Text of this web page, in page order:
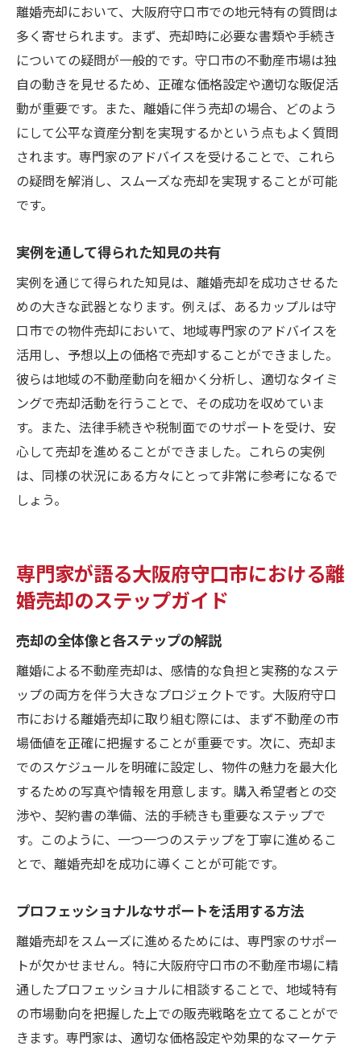
離婚売却において、大阪府守口市での地元特有の質問は
多く寄せられます。まず、売却時に必要な書類や手続き
についての疑問が一般的です。守口市の不動産市場は独
自の動きを見せるため、正確な価格設定や適切な販促活
動が重要です。また、離婚に伴う売却の場合、どのよう
にして公平な資産分割を実現するかという点もよく質問
されます。専門家のアドバイスを受けることで、これら
の疑問を解消し、スムーズな売却を実現することが可能
です。
実例を通して得られた知見の共有
実例を通じて得られた知見は、離婚売却を成功させるた
めの大きな武器となります。例えば、あるカップルは守
口市での物件売却において、地域専門家のアドバイスを
活用し、予想以上の価格で売却することができました。
彼らは地域の不動産動向を細かく分析し、適切なタイミ
ングで売却活動を行うことで、その成功を収めていま
す。また、法律手続きや税制面でのサポートを受け、安
心して売却を進めることができました。これらの実例
は、同様の状況にある方々にとって非常に参考になるで
しょう。
専門家が語る大阪府守口市における離
婚売却のステップガイド
売却の全体像と各ステップの解説
離婚による不動産売却は、感情的な負担と実務的なステ
ップの両方を伴う大きなプロジェクトです。大阪府守口
市における離婚売却に取り組む際には、まず不動産の市
場価値を正確に把握することが重要です。次に、売却ま
でのスケジュールを明確に設定し、物件の魅力を最大化
するための写真や情報を用意します。購入希望者との交
渉や、契約書の準備、法的手続きも重要なステップで
す。このように、一つ一つのステップを丁寧に進めるこ
とで、離婚売却を成功に導くことが可能です。
プロフェッショナルなサポートを活用する方法
離婚売却をスムーズに進めるためには、専門家のサポー
トが欠かせません。特に大阪府守口市の不動産市場に精
通したプロフェッショナルに相談することで、地域特有
の市場動向を把握した上での販売戦略を立てることがで
きます。専門家は、適切な価格設定や効果的なマーケテ